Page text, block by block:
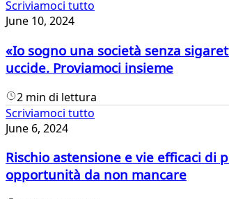
Scriviamoci tutto
June 10, 2024
«Io sogno una società senza
uccide. Proviamoci insieme
2 min di lettura
Scriviamoci tutto
June 6, 2024
Rischio astensione e vie efficaci di
opportunità da non mancare